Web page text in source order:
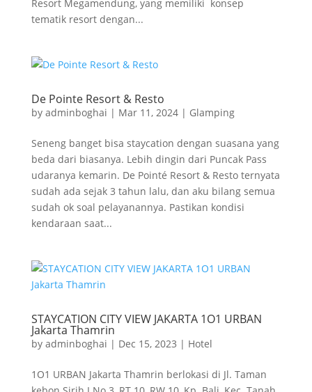
Resort Megamendung, yang memiliki konsep
tematik resort dengan...
De Pointe Resort & Resto
by adminboghai | Mar 11, 2024| Glamping
Seneng banget bisa staycation dengan suasana yang
beda dari biasanya. Lebih dingin dari Puncak Pass
udaranya kemarin. De Pointé Resort & Resto ternyata
sudah ada sejak 3 tahun lalu, dan aku bilang semua
sudah ok soal pelayanannya. Pastikan kondisi
kendaraan saat...
STAYCATION CITY VIEW JAKARTA 1O1 URBAN
Jakarta Thamrin
by adminboghai | Dec 15, 2023 | Hotel
1O1 URBAN Jakarta Thamrin berlokasi di Jl. Taman